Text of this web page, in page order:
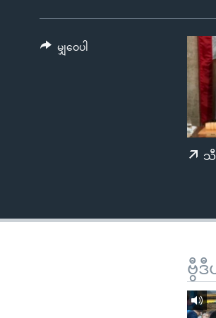
ကျော်
တရုတ်
အစ္စရေး-ပါလက်စတိုင်း
ရပ်ဝန်းတခု လမ်းတခု အလွန်
အင်္ဂလိပ်စာလေ့လာမယ်
သီ
မျှဝေပါ
ဗွီ